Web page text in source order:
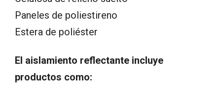
Paneles de poliestireno
Estera de poliéster
El aislamiento reflectante incluye
productos como: